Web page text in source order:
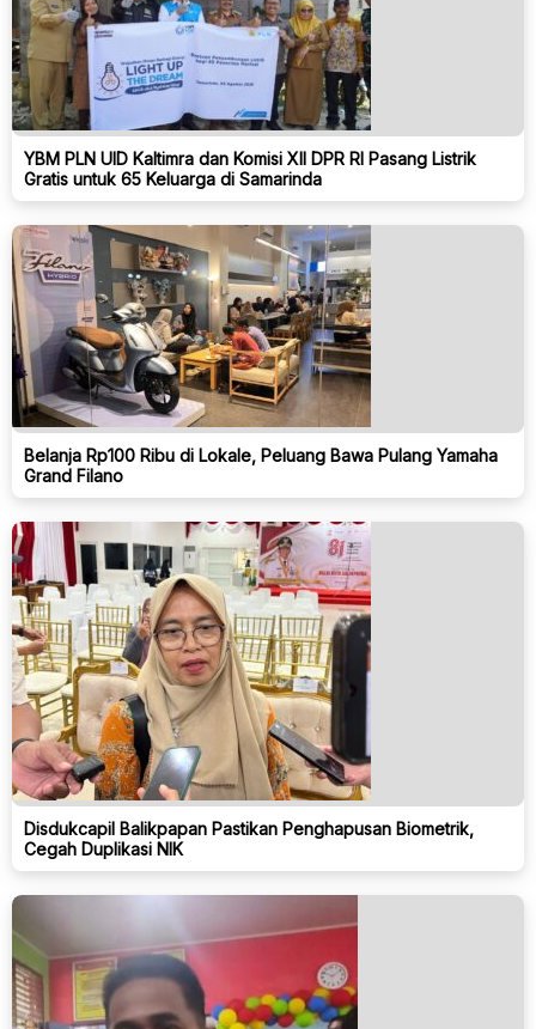
YBM PLN UID Kaltimra dan Komisi XII DPR RI Pasang Listrik
Gratis untuk 65 Keluarga di Samarinda
Belanja Rp100 Ribu di Lokale, Peluang Bawa Pulang Yamaha
Grand Filano
Disdukcapil Balikpapan Pastikan Penghapusan Biometrik,
Cegah Duplikasi NIK